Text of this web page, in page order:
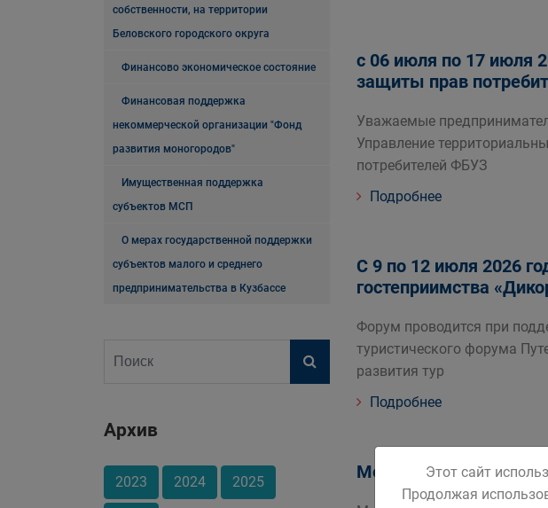
собственности, на территории
Беловского городского округа
Финансово экономическое состояние
Финансовая поддержка
некоммерческой организации "Фонд
развития моногородов"
Имущественная поддержка
субъектов МСП
О мерах государственной поддержки
субъектов малого и среднего
предпринимательства в Кузбассе
Архив
2023 2024 2025
с 06 июля по 17 июля
защиты прав
Уважаемые
Управление
потребителей ФБУЗ
Подробнее
С 9 по 12 июля 2026
гостеприимства
Форум проводится при
туристического форума
развития тур
Подробнее
Методические
Этот сайт
Продолжая